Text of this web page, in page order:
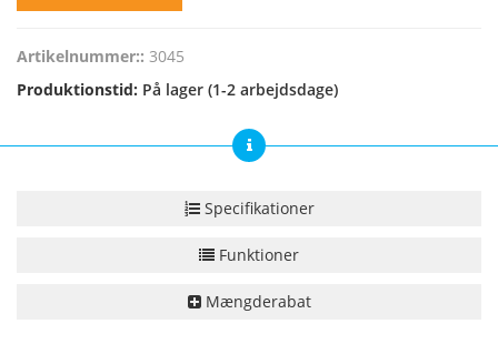
Artikelnummer:: 3045
Produktionstid: På lager (1-2 arbejdsdage)
Specifikationer
Funktioner
Mængderabat